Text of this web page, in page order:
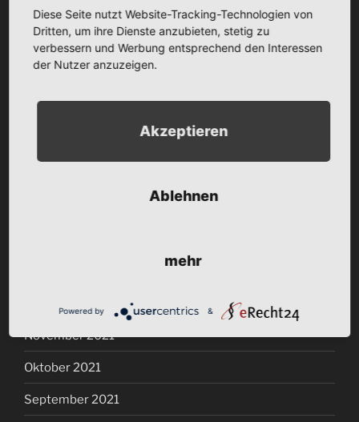
Oktober 2022
September 2022
November 2021
Oktober 2021
September 2021
Diese Seite nutzt Website-Tracking-Technologien von
Dritten, um ihre Dienste anzubieten, stetig zu
verbessern und Werbung entsprechend den Interessen
der Nutzer anzuzeigen.
Akzeptieren
Ablehnen
mehr
Powered by &